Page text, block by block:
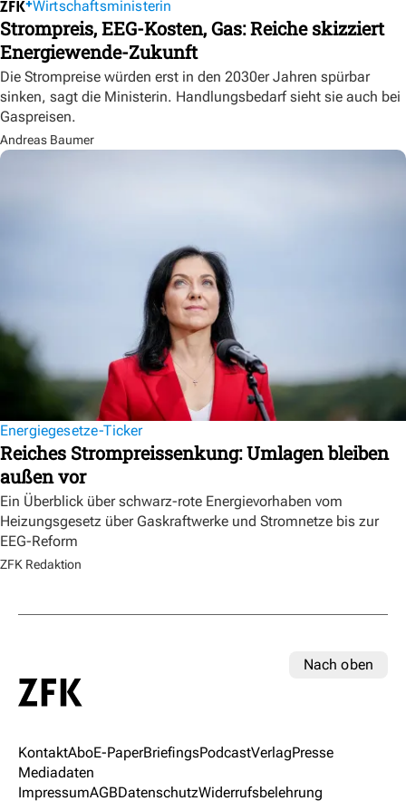
Wirtschaftsministerin
Strompreis, EEG-Kosten, Gas: Reiche skizziert
Energiewende-Zukunft
Die Strompreise würden erst in den 2030er Jahren spürbar
sinken, sagt die Ministerin. Handlungsbedarf sieht sie auch bei
Gaspreisen.
Andreas Baumer
Energiegesetze-Ticker
Reiches Strompreissenkung: Umlagen bleiben
außen vor
Ein Überblick über schwarz-rote Energievorhaben vom
Heizungsgesetz über Gaskraftwerke und Stromnetze bis zur
EEG-Reform
ZFK Redaktion
Nach oben
KontaktAboE-PaperBriefingsPodcastVerlagPresse
Mediadaten
ImpressumAGBDatenschutzWiderrufsbelehrung